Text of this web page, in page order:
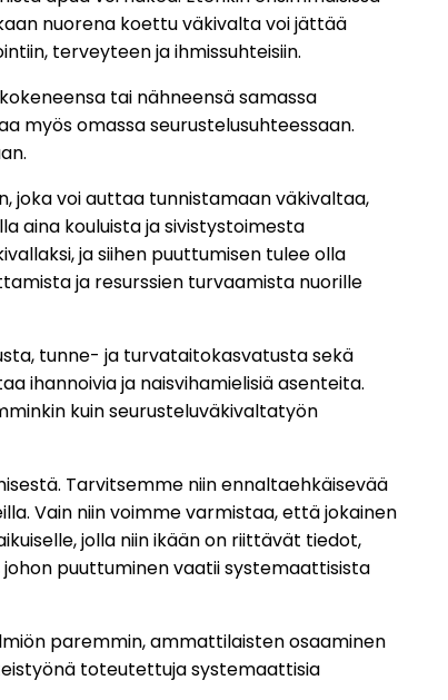
nuorena koettu väkivalta voi jättää
terveyteen ja ihmissuhteisiin.
tai nähneensä samassa
myös omassa seurustelusuhteessaan.
joka voi auttaa tunnistamaan väkivaltaa,
aina kouluista ja sivistystoimesta
ja siihen puuttumisen tulee olla
ja resurssien turvaamista nuorille
tunne- ja turvataitokasvatusta sekä
ihannoivia ja naisvihamielisiä asenteita.
kuin seurusteluväkivaltatyön
Tarvitsemme niin ennaltaehkäisevää
Vain niin voimme varmistaa, että jokainen
jolla niin ikään on riittävät tiedot,
puuttuminen vaatii systemaattisista
paremmin, ammattilaisten osaaminen
toteutettuja systemaattisia